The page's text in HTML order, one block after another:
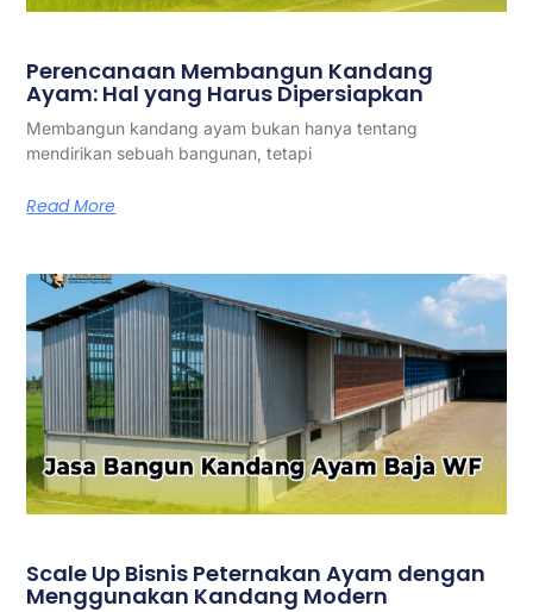
Perencanaan Membangun Kandang
Ayam: Hal yang Harus Dipersiapkan
Membangun kandang ayam bukan hanya tentang
mendirikan sebuah bangunan, tetapi
Read More
Scale Up Bisnis Peternakan Ayam dengan
Menggunakan Kandang Modern